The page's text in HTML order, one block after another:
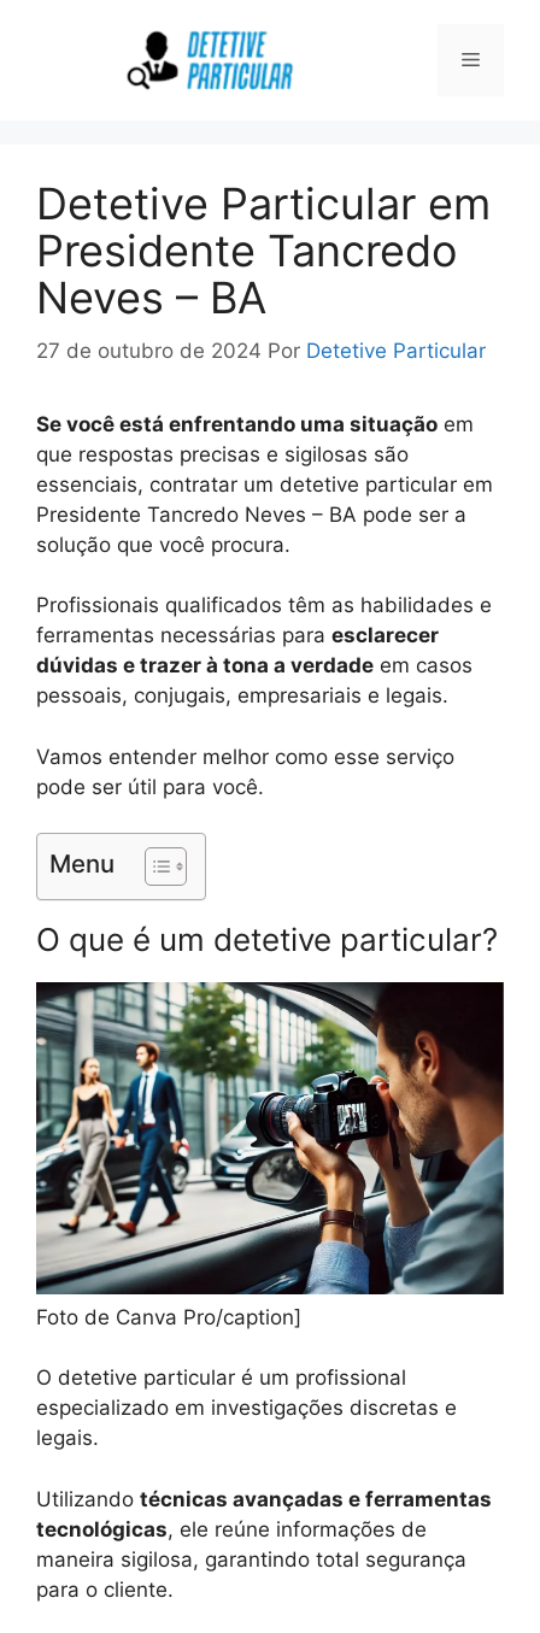
Menu
Detetive Particular em
Presidente Tancredo
Neves – BA
27 de outubro de 2024 Por Detetive Particular
Se você está enfrentando uma situação em
que respostas precisas e sigilosas são
essenciais, contratar um detetive particular em
Presidente Tancredo Neves – BA pode ser a
solução que você procura.
Profissionais qualificados têm as habilidades e
ferramentas necessárias para esclarecer
dúvidas e trazer à tona a verdade em casos
pessoais, conjugais, empresariais e legais.
Vamos entender melhor como esse serviço
pode ser útil para você.
Menu
O que é um detetive particular?
Foto de Canva Pro/caption]
O detetive particular é um profissional
especializado em investigações discretas e
legais.
Utilizando técnicas avançadas e ferramentas
tecnológicas, ele reúne informações de
maneira sigilosa, garantindo total segurança
para o cliente.